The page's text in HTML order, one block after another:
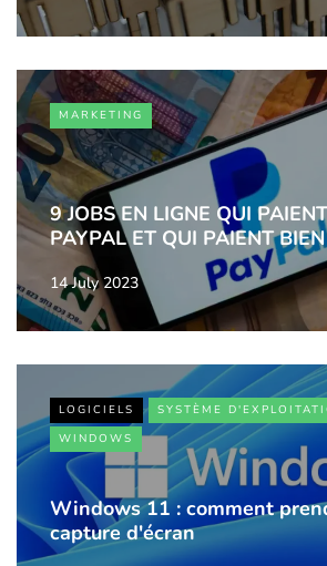
MARKETING
9 JOBS EN LIGNE QUI
PAYPAL ET QUI PAIENT BIEN
14 July 2023
LOGICIELS
SYSTÈME
WINDOWS
Windows 11 : comment
capture d'écran